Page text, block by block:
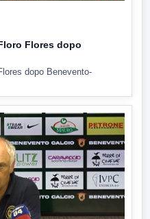
Flores dopo
dopo Benevento-